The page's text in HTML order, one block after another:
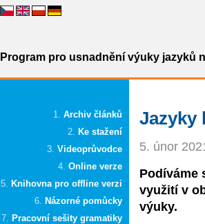
Program pro usnadnění výuky jazyků
Archiv článků
Ke stažení
Videoprůvodce
Online verze
Knihovna pro offline verzi
Názorné pomůcky
Pracovní sešity gramatiky
Jazyky
5. únor
Podíváme
využití v
výuky.